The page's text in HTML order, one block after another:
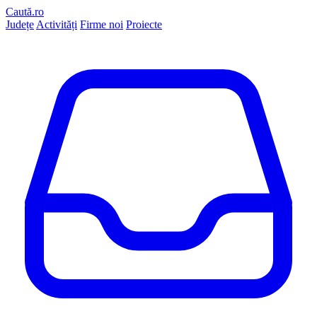
Caută.ro
Județe Activități Firme noi Proiecte